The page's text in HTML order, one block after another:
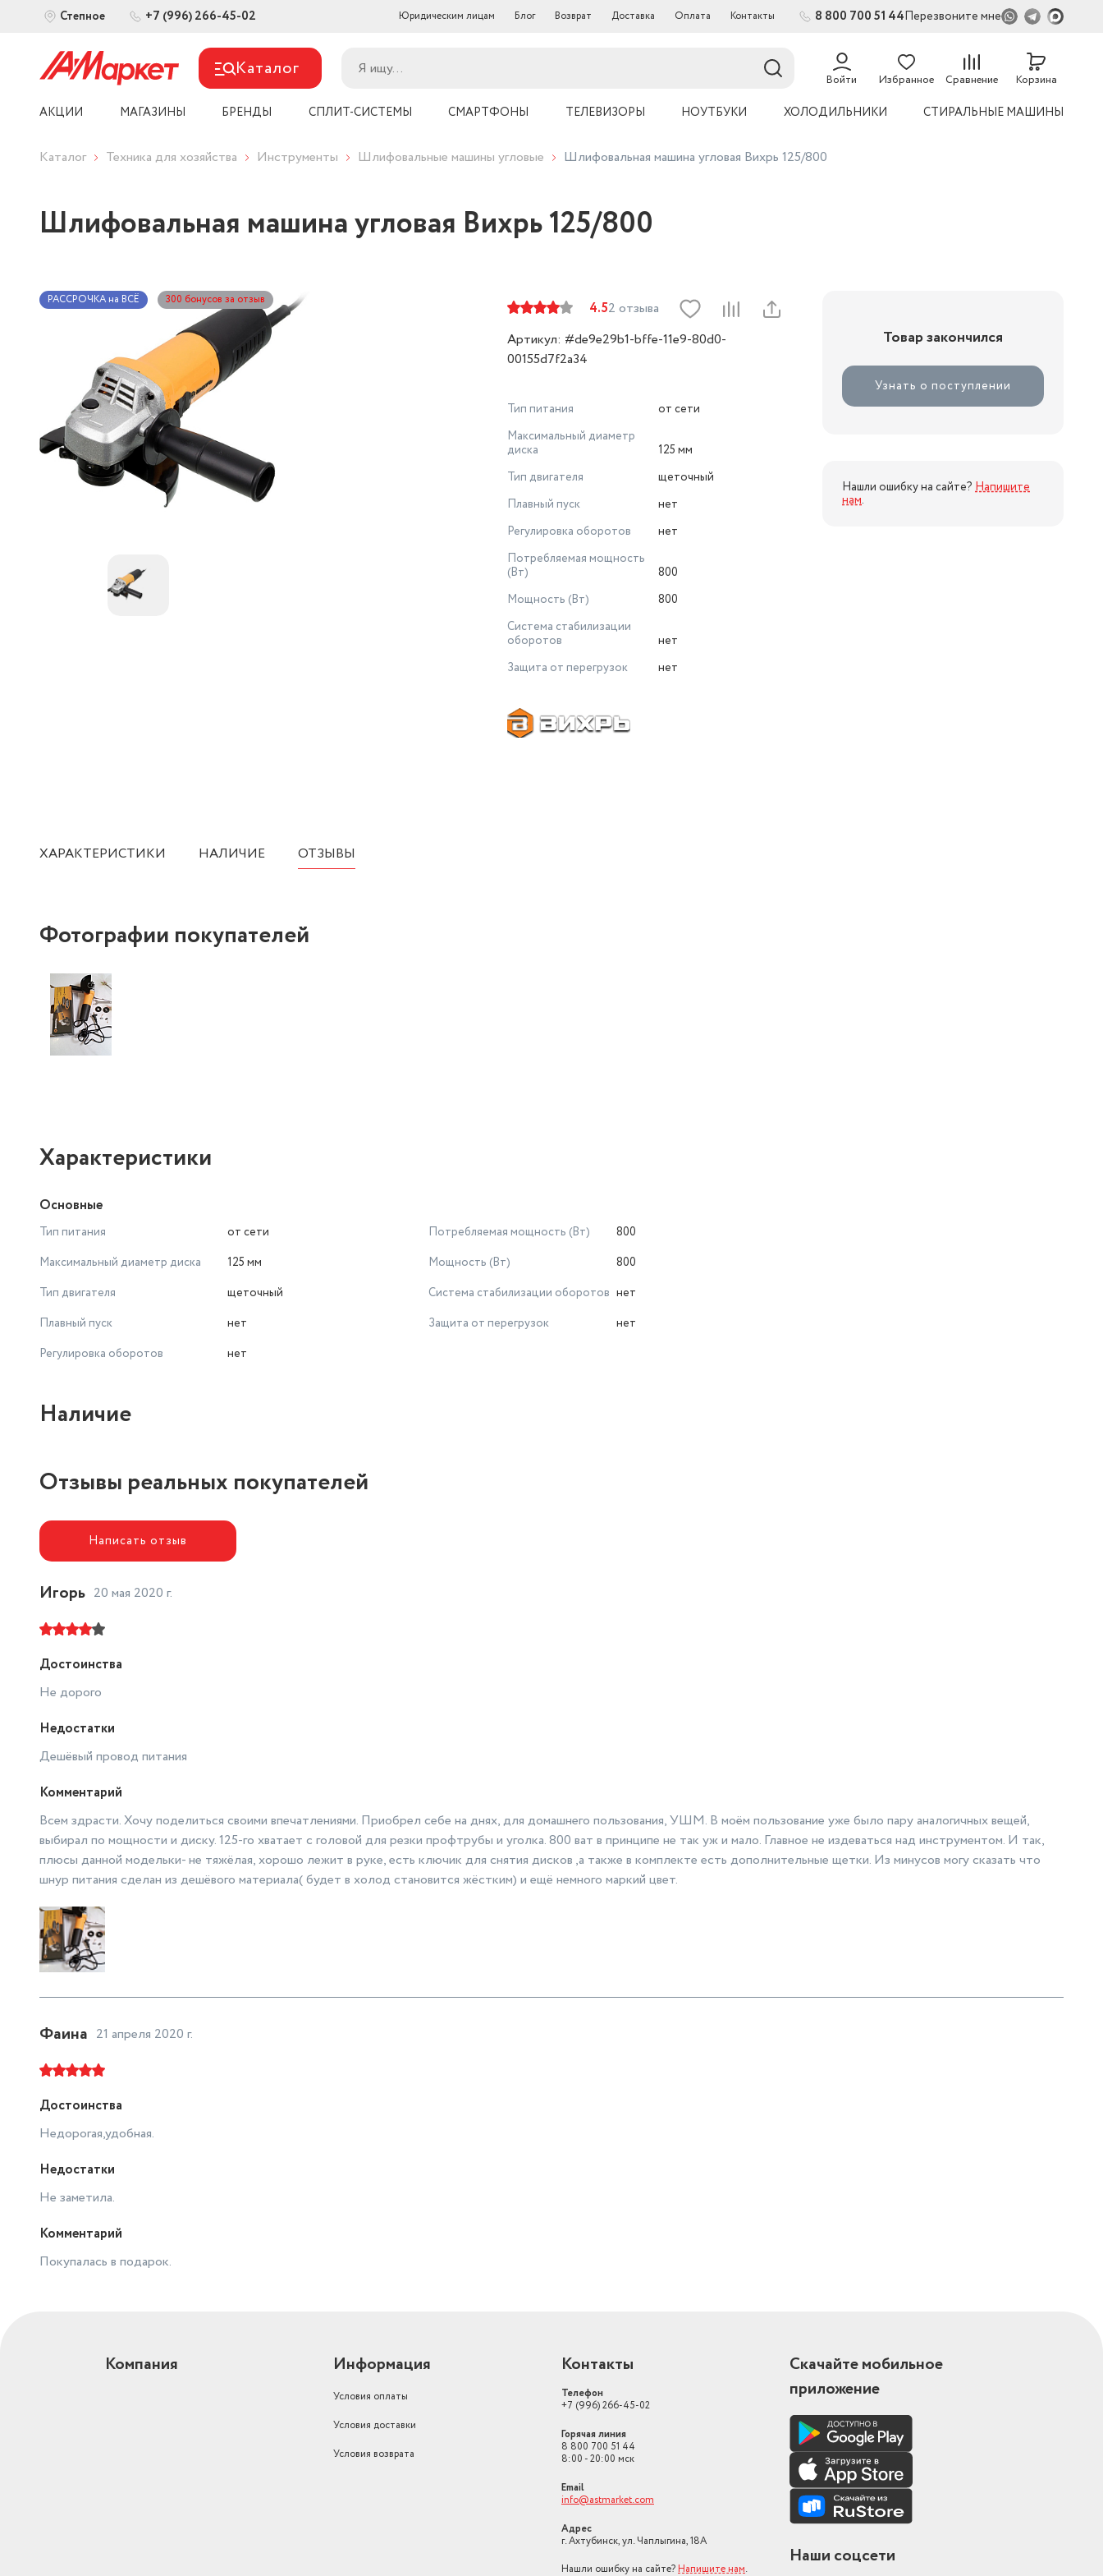
Степное +7 (996) 266-45-02 Юридическим лицам Блог Возврат Доставка Оплата Контакты 8 800 700 51 44Перезвоните мне
Каталог Войти Избранное Сравнение
54
Корзина
АКЦИИ МАГАЗИНЫ БРЕНДЫ СПЛИТ-СИСТЕМЫ СМАРТФОНЫ ТЕЛЕВИЗОРЫ НОУТБУКИ ХОЛОДИЛЬНИКИ СТИРАЛЬНЫЕ МАШИНЫ
Каталог Техника для хозяйства Инструменты Шлифовальные машины угловые Шлифовальная машина угловая Вихрь 125/800
Шлифовальная машина угловая Вихрь 125/800
РАССРОЧКА на ВСЁ 300 бонусов за отзыв 4.52 отзыва
Артикул: #de9e29b1-bffe-11e9-80d0-
00155d7f2a34
Тип питания
от сети
Максимальный диаметр
диска
125 мм
Тип двигателя
щеточный
Плавный пуск
нет
Регулировка оборотов
нет
Потребляемая мощность
(Вт)
800
Мощность (Вт)
800
Система стабилизации
оборотов
нет
Защита от перегрузок
нет
Товар закончился
Узнать о поступлении
Нашли ошибку на сайте? Напишите
нам.
ХАРАКТЕРИСТИКИ НАЛИЧИЕ ОТЗЫВЫ
Фотографии покупателей
Характеристики
Основные
Тип питания
от сети
Максимальный диаметр диска
125 мм
Тип двигателя
щеточный
Плавный пуск
нет
Регулировка оборотов
нет
Потребляемая мощность (Вт)
800
Мощность (Вт)
800
Система стабилизации оборотов нет
Защита от перегрузок
нет
Наличие
Отзывы реальных покупателей
Написать отзыв
Игорь 20 мая 2020 г.
Достоинства
Не дорого
Недостатки
Дешёвый провод питания
Комментарий
Всем здрасти. Хочу поделиться своими впечатлениями. Приобрел себе на днях, для домашнего пользования, УШМ. В моём пользование уже было пару аналогичных вещей,
выбирал по мощности и диску. 125-го хватает с головой для резки профтрубы и уголка. 800 ват в принципе не так уж и мало. Главное не издеваться над инструментом. И так,
плюсы данной модельки- не тяжёлая, хорошо лежит в руке, есть ключик для снятия дисков ,а также в комплекте есть дополнительные щетки. Из минусов могу сказать что
шнур питания сделан из дешёвого материала( будет в холод становится жёстким) и ещё немного маркий цвет.
Фаина 21 апреля 2020 г.
Достоинства
Недорогая,удобная.
Недостатки
Не заметила.
Комментарий
Покупалась в подарок.
Компания Информация
Условия оплаты
Условия доставки
Условия возврата
Контакты
Телефон
+7 (996) 266-45-02
Горячая линия
8 800 700 51 44
8:00 - 20:00 мск
Email
info@astmarket.com
Адрес
г. Ахтубинск, ул. Чаплыгина, 18А
Нашли ошибку на сайте? Напишите нам.
Скачайте мобильное
приложение
Наши соцсети